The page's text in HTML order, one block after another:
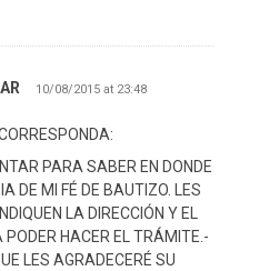
10/08/2015 at 23:48
PARA SABER EN DONDE
DE MI FÉ DE BAUTIZO. LES
LA DIRECCIÓN Y EL
PODER HACER EL TRÁMITE.-
LES AGRADECERÉ SU